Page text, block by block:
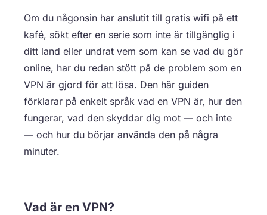
Om du någonsin har anslutit till gratis wifi på ett
kafé, sökt efter en serie som inte är tillgänglig i
ditt land eller undrat vem som kan se vad du gör
online, har du redan stött på de problem som en
VPN är gjord för att lösa. Den här guiden
förklarar på enkelt språk vad en VPN är, hur den
fungerar, vad den skyddar dig mot — och inte
— och hur du börjar använda den på några
minuter.
Vad är en VPN?